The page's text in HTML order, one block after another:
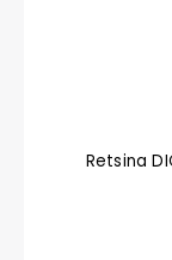
Retsina